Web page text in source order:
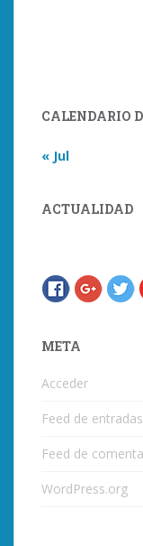
CALENDARIO
« Jul
ACTUALIDAD
META
Acceder
Feed de entradas
Feed de
WordPress.org